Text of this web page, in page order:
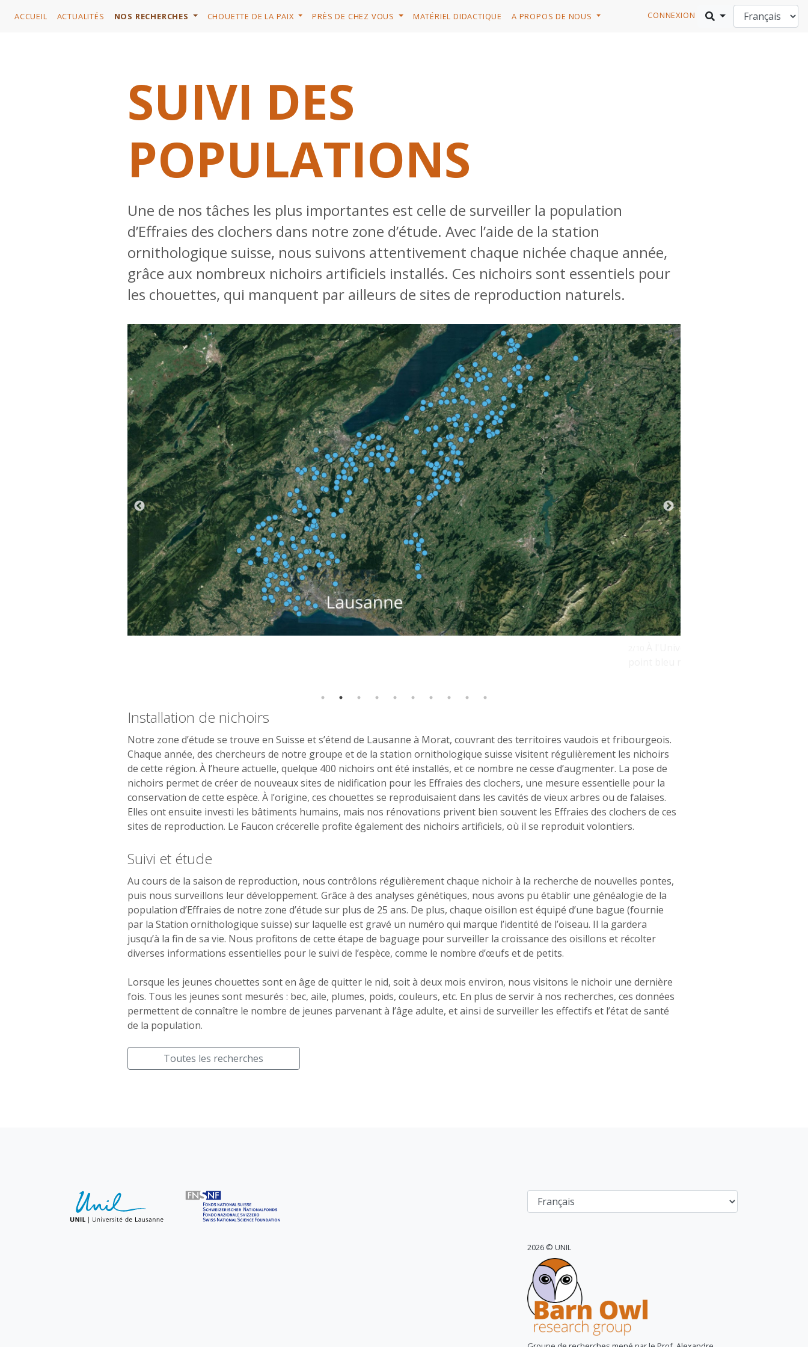
ACCUEIL ACTUALITÉS NOS RECHERCHES CHOUETTE DE LA PAIX PRÈS DE CHEZ VOUS MATÉRIEL DIDACTIQUE A PROPOS DE NOUS CONNEXION
SUIVI DES
POPULATIONS
Une de nos tâches les plus importantes est celle de surveiller la population
d’Effraies des clochers dans notre zone d’étude. Avec l’aide de la station
ornithologique suisse, nous suivons attentivement chaque nichée chaque année,
grâce aux nombreux nichoirs artificiels installés. Ces nichoirs sont essentiels pour
les chouettes, qui manquent par ailleurs de sites de reproduction naturels.
Installation de nichoirs
Notre zone d’étude se trouve en Suisse et s’étend de Lausanne à Morat, couvrant des territoires vaudois et fribourgeois.
Chaque année, des chercheurs de notre groupe et de la station ornithologique suisse visitent régulièrement les nichoirs
de cette région. À l’heure actuelle, quelque 400 nichoirs ont été installés, et ce nombre ne cesse d’augmenter. La pose de
nichoirs permet de créer de nouveaux sites de nidification pour les Effraies des clochers, une mesure essentielle pour la
conservation de cette espèce. À l’origine, ces chouettes se reproduisaient dans les cavités de vieux arbres ou de falaises.
Elles ont ensuite investi les bâtiments humains, mais nos rénovations privent bien souvent les Effraies des clochers de ces
sites de reproduction. Le Faucon crécerelle profite également des nichoirs artificiels, où il se reproduit volontiers.
Suivi et étude
Au cours de la saison de reproduction, nous contrôlons régulièrement chaque nichoir à la recherche de nouvelles pontes,
puis nous surveillons leur développement. Grâce à des analyses génétiques, nous avons pu établir une généalogie de la
population d’Effraies de notre zone d’étude sur plus de 25 ans. De plus, chaque oisillon est équipé d’une bague (fournie
par la Station ornithologique suisse) sur laquelle est gravé un numéro qui marque l’identité de l’oiseau. Il la gardera
jusqu’à la fin de sa vie. Nous profitons de cette étape de baguage pour surveiller la croissance des oisillons et récolter
diverses informations essentielles pour le suivi de l’espèce, comme le nombre d’œufs et de petits.
Lorsque les jeunes chouettes sont en âge de quitter le nid, soit à deux mois environ, nous visitons le nichoir une dernière
fois. Tous les jeunes sont mesurés : bec, aile, plumes, poids, couleurs, etc. En plus de servir à nos recherches, ces données
permettent de connaître le nombre de jeunes parvenant à l’âge adulte, et ainsi de surveiller les effectifs et l’état de santé
de la population.
Toutes les recherches
2026 © UNIL